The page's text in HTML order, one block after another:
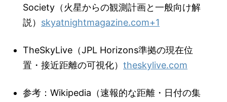
Society（火星からの観測計画と一般向け解
説） skyatnightmagazine.com+1
TheSkyLive（JPL Horizons準拠の現在位
置・接近距離の可視化） theskylive.com
参考：Wikipedia（速報的な距離・日付の集